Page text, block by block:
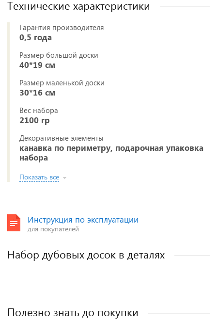
Технические характеристики
Гарантия производителя
0,5 года
Размер большой доски
40*19 см
Размер маленькой доски
30*16 см
Вес набора
2100 гр
Декоративные элементы
канавка по периметру, подарочная упаковка
набора
Показать все
Инструкция по эксплуатации
для покупателей
Набор дубовых досок в деталях
Полезно знать до покупки